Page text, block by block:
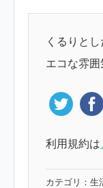
くるりと
エコな雰
利用規約は
カテゴリ： 生